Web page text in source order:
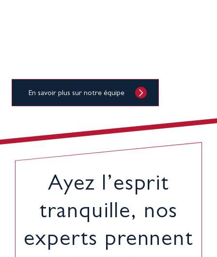
En savoir plus sur notre équipe
Ayez l’esprit
tranquille, nos
experts prennent